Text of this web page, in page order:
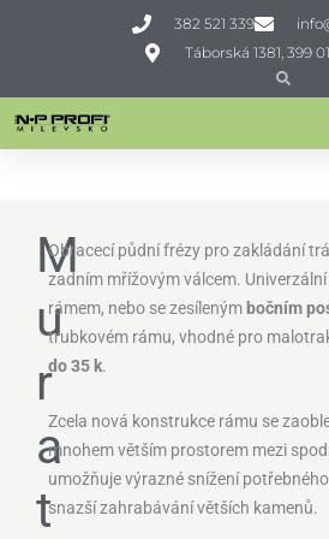
382 521 339
Táborská 1381, 399
Search
Search
M
u
r
a
t
Obracecí půdní frézy pro zakládání
zadním mřížovým válcem.
rámem, nebo se zesíleným bočním
trubkovém rámu, vhodné pro
do 35 k.
Zcela nová konstrukce rámu se
mnohem větším prostorem mezi
umožňuje výrazné snížení
snazší zahrabávání větších kamenů.